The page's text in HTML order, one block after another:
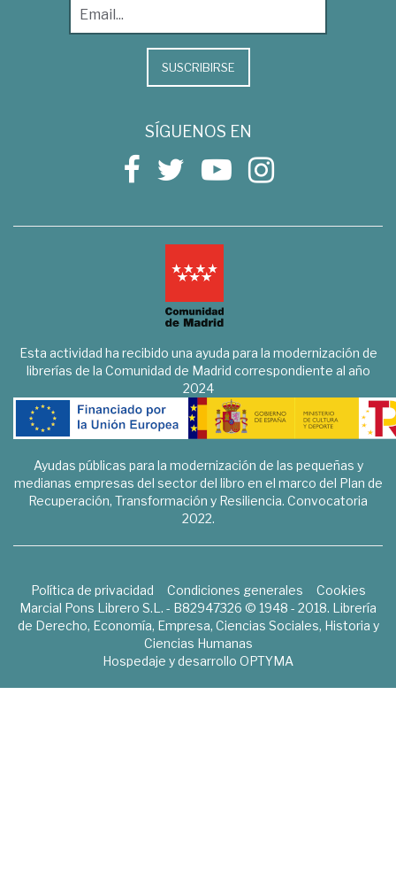
SUSCRIBIRSE
SÍGUENOS EN
Esta actividad ha recibido una ayuda para la modernización de
librerías de la Comunidad de Madrid correspondiente al año
2024
Ayudas públicas para la modernización de las pequeñas y
medianas empresas del sector del libro en el marco del Plan de
Recuperación, Transformación y Resiliencia. Convocatoria
2022.
Política de privacidad Condiciones generales
Cookies
Marcial Pons Librero S.L. - B82947326 © 1948 - 2018. Librería
de Derecho, Economía, Empresa, Ciencias Sociales, Historia y
Ciencias Humanas
Hospedaje y desarrollo OPTYMA